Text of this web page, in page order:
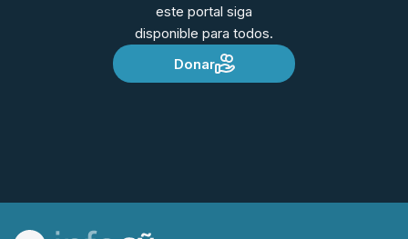
este portal siga
disponible para todos.
Donar